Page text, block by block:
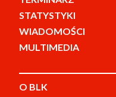
STATYSTYKI
WIADOMOŚCI
MULTIMEDIA
O BLK